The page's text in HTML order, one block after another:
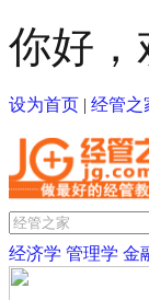
你好，
设为首页 | 经管之
经济学 管理学 金